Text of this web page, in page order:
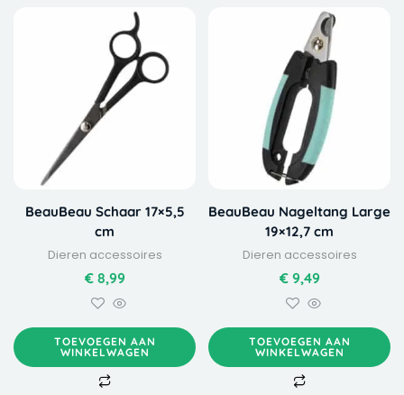
BeauBeau Schaar 17×5,5
cm
Dieren accessoires
€8,99
TOEVOEGEN AAN
WINKELWAGEN
BeauBeau Nageltang Large
19×12,7 cm
Dieren accessoires
€9,49
TOEVOEGEN AAN
WINKELWAGEN